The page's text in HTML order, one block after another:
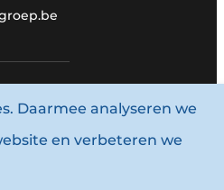
Louwersmediagroep.
voorwaarden
Daarmee analyseren we
en verbeteren we